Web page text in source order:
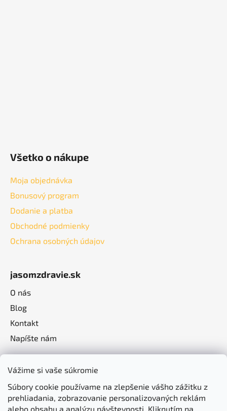
Vážime si vaše súkromie
Súbory cookie používame na zlepšenie vášho zážitku z
prehliadania, zobrazovanie personalizovaných reklám
alebo obsahu a analýzu návštevnosti. Kliknutím na
Všetko o nákupe
Moja objednávka
Bonusový program
Dodanie a platba
Obchodné podmienky
Ochrana osobných údajov
jasomzdravie.sk
O nás
Blog
Kontakt
Napíšte nám